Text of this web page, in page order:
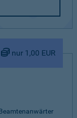
nur 1,00 EUR